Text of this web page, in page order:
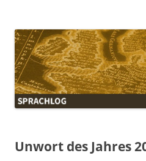
Unwort des Jahres